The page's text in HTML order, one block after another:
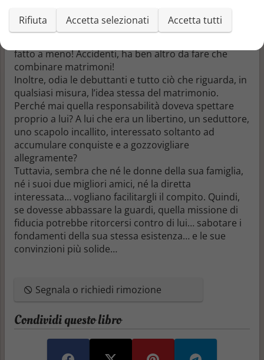
Il conte di Ashford è perplesso. Annoiato... e furioso.
Alla sua morte, il colonnello Shaheedan gli ha
fatto a meno! Accidenti, ha ben altro da fare che
combinare matrimoni!
Inoltre, odia le debuttanti e tutto ciò che riguarda, in
qualsiasi misura, l’idea stessa del matrimonio.
Perché mai quella responsabilità doveva spettare
proprio a lui? A lui che era un libertino, un seduttore,
uno scapolo incallito, interessato soltanto ad
accumulare conquiste e a gozzovigliare
allegramente?
Tuttavia, sembra che né le donne della sua famiglia,
né i suoi due migliori amici, né la diretta
interessata… vogliano facilitargli il compito. Quindi,
se dovesse abbassare la guardi, quella missione di
fiducia potrebbe ritorcersi contro di lui… sabotare i
fondamenti della sua stessa esistenza… e le sue
convinzioni più solide…
Segnala o richiedi rimozione
Condividi questo libro
Rifiuta Accetta selezionati Accetta tutti